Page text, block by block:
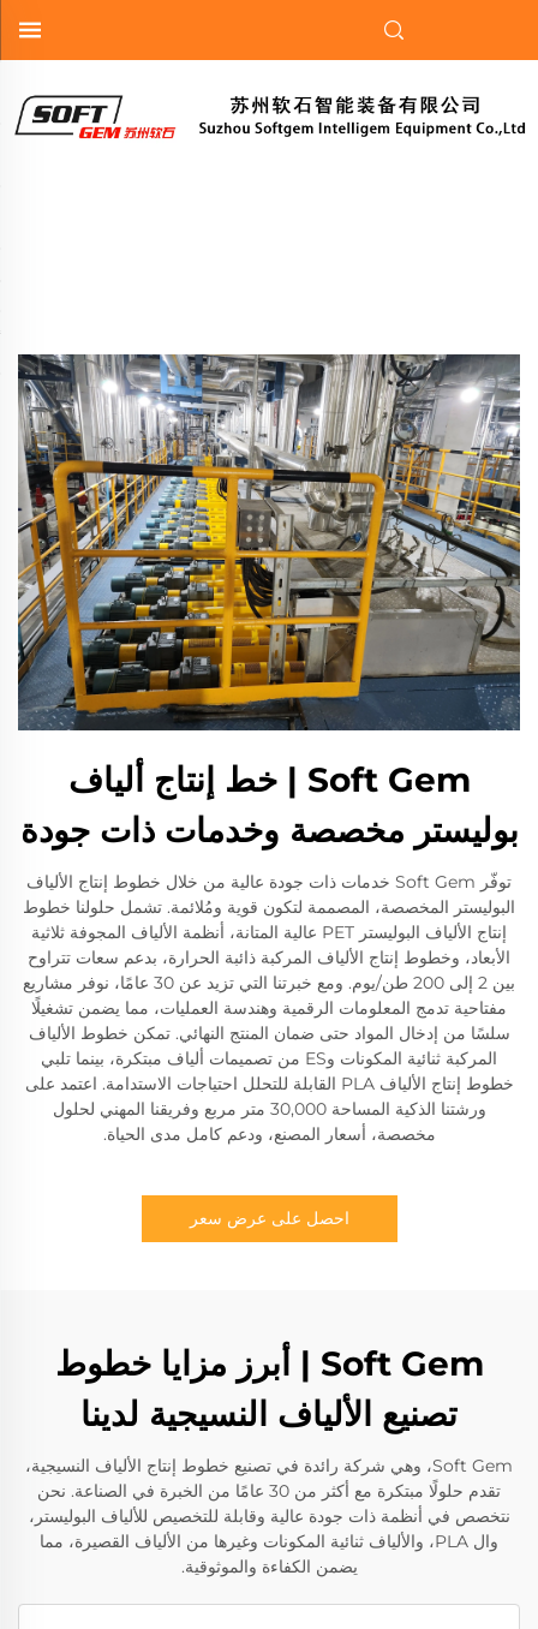
Soft Gem | خط إنتاج ألياف
بوليستر مخصصة وخدمات ذات جودة
توفّر Soft Gem خدمات ذات جودة عالية من خلال خطوط إنتاج الألياف
البوليستر المخصصة، المصممة لتكون قوية ومُلائمة. تشمل حلولنا خطوط
إنتاج الألياف البوليستر PET عالية المتانة، أنظمة الألياف المجوفة ثلاثية
الأبعاد، وخطوط إنتاج الألياف المركبة ذائبة الحرارة، بدعم سعات تتراوح
بين 2 إلى 200 طن/يوم. ومع خبرتنا التي تزيد عن 30 عامًا، نوفر مشاريع
مفتاحية تدمج المعلومات الرقمية وهندسة العمليات، مما يضمن تشغيلًا
سلسًا من إدخال المواد حتى ضمان المنتج النهائي. تمكن خطوط الألياف
المركبة ثنائية المكونات وES من تصميمات ألياف مبتكرة، بينما تلبي
خطوط إنتاج الألياف PLA القابلة للتحلل احتياجات الاستدامة. اعتمد على
ورشتنا الذكية المساحة 30,000 متر مربع وفريقنا المهني لحلول
مخصصة، أسعار المصنع، ودعم كامل مدى الحياة.
احصل على عرض سعر
Soft Gem | أبرز مزايا خطوط
تصنيع الألياف النسيجية لدينا
Soft Gem، وهي شركة رائدة في تصنيع خطوط إنتاج الألياف النسيجية،
تقدم حلولًا مبتكرة مع أكثر من 30 عامًا من الخبرة في الصناعة. نحن
نتخصص في أنظمة ذات جودة عالية وقابلة للتخصيص للألياف البوليستر،
وال PLA، والألياف ثنائية المكونات وغيرها من الألياف القصيرة، مما
يضمن الكفاءة والموثوقية.